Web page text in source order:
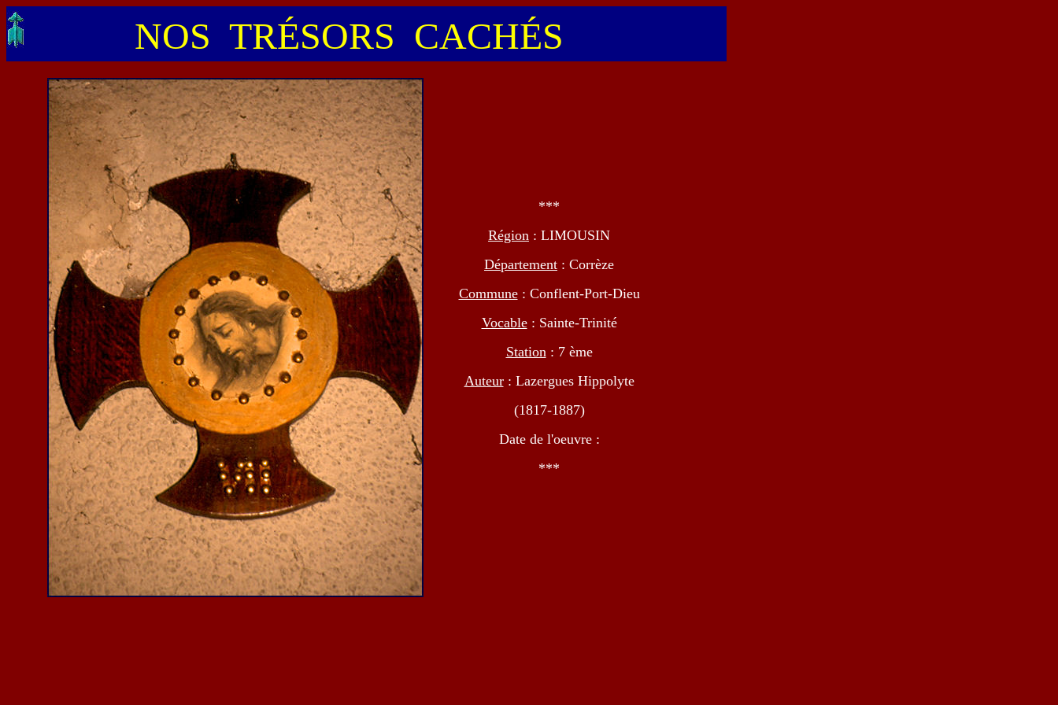
NOS TRÉSORS CACHÉS
***
Région : LIMOUSIN
Département : Corrèze
Commune: Conflent-Port-Dieu
Vocable: Sainte-Trinité
Station: 7 ème
Auteur: Lazergues Hippolyte
(1817-1887)
Date de l'oeuvre :
***